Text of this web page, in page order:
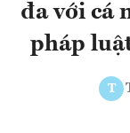
đa với cá
pháp
T